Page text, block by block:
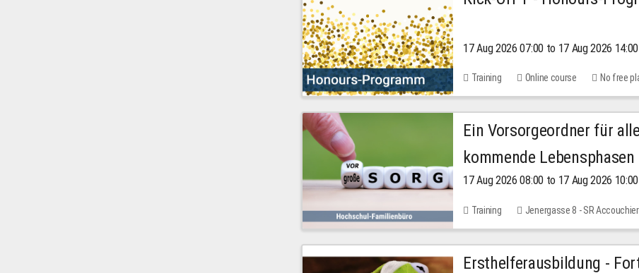
17 Aug 2026 07:00 to 17 Aug 2026 14:00
Training Online course No free
Ein Vorsorgeordner für
kommende Lebensphasen
17 Aug 2026 08:00 to 17 Aug 2026 10:00
Training Jenergasse 8 - SR
Ersthelferausbildung -